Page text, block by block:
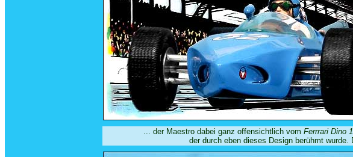
... der Maestro dabei ganz offensichtlich vom Ferrrari Dino
der durch eben dieses Design berühmt